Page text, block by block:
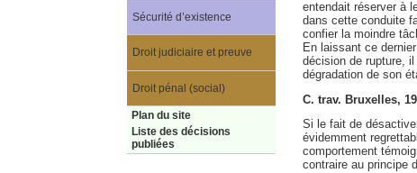
entendait réserver à
dans cette conduite
confier la moindre
En laissant ce
décision de rupture,
dégradation de son
C. trav. Bruxelles,
Si le fait de
évidemment
comportement
contraire au principe
Sécurité d’existence
Droit judiciaire et preuve
Droit pénal (social)
Plan du site
Liste des décisions
publiées